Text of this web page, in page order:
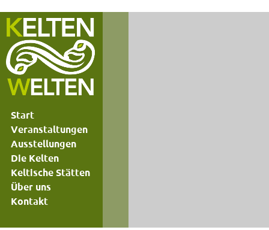
Start
Veranstaltungen
Ausstellungen
Die Kelten
Keltische Stätten
Über uns
Kontakt